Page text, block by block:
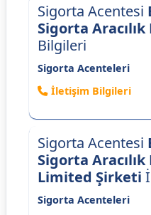
Sigorta Acentesi
Sigorta
Bilgileri
Sigorta Acenteleri
İletişim Bilgileri
Sigorta Acentesi
Sigorta
Limited Şirketi
Sigorta Acenteleri